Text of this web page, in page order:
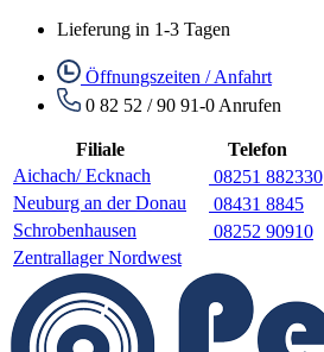
Lieferung in 1-3 Tagen
Öffnungszeiten / Anfahrt
0 82 52 / 90 91-0 Anrufen
Filiale Telefon
Aichach/ Ecknach
08251 882330
Neuburg an der Donau
08431 8845
Schrobenhausen
08252 90910
Zentrallager Nordwest